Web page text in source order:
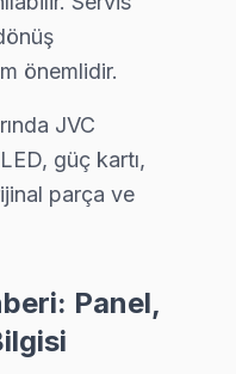
LED panel uzmanlığı
sertifikası
uzmanı
tamir işlemi
– Tuzla ve Yakın
önemlidir.
JVC
güç kartı,
parça ve
Panel,